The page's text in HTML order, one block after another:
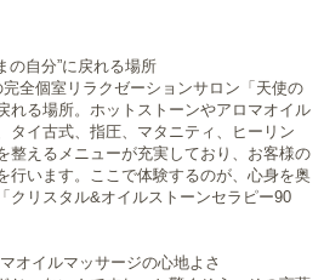
の自分”に戻れる場所
全個室リラクゼーションサロン「天使の
れる場所。ホットストーンやアロマオイル
タイ古式、指圧、マタニティ、ヒーリン
整えるメニューが充実しており、お客様の
行います。ここで体験するのが、心身を奥
クリスタル&オイルストーンセラピー90
オイルマッサージの心地よさ